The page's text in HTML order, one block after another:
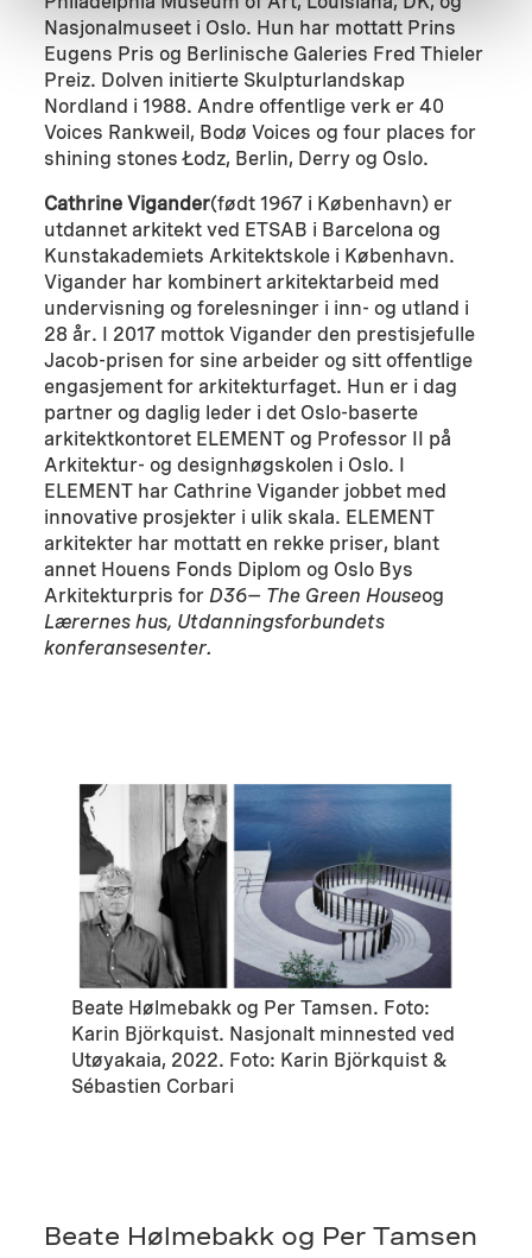
Nasjonalmuseet i Oslo. Hun har mottatt Prins
Eugens Pris og Berlinische Galeries Fred Thieler
Preiz. Dolven initierte Skulpturlandskap
Nordland i 1988. Andre offentlige verk er 40
Voices Rankweil, Bodø Voices og four places for
shining stones Łodz, Berlin, Derry og Oslo.
Cathrine Vigander(født 1967 i København) er
utdannet arkitekt ved ETSAB i Barcelona og
Kunstakademiets Arkitektskole i København.
Vigander har kombinert arkitektarbeid med
undervisning og forelesninger i inn- og utland i
28 år. I 2017 mottok Vigander den prestisjefulle
Jacob-prisen for sine arbeider og sitt offentlige
engasjement for arkitekturfaget. Hun er i dag
partner og daglig leder i det Oslo-baserte
arkitektkontoret ELEMENT og Professor II på
Arkitektur- og designhøgskolen i Oslo. I
ELEMENT har Cathrine Vigander jobbet med
innovative prosjekter i ulik skala. ELEMENT
arkitekter har mottatt en rekke priser, blant
annet Houens Fonds Diplom og Oslo Bys
Arkitekturpris for D36– The Green Houseog
Lærernes hus, Utdanningsforbundets
konferansesenter.
Beate Hølmebakk og Per Tamsen. Foto:
Karin Björkquist. Nasjonalt minnested ved
Utøyakaia, 2022. Foto: Karin Björkquist &
Sébastien Corbari
Beate Hølmebakk og Per Tamsen